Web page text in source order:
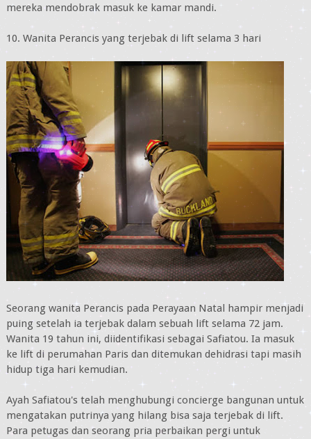
mereka mendobrak masuk ke kamar mandi.
10. Wanita Perancis yang terjebak di lift selama 3 hari
Seorang wanita Perancis pada Perayaan Natal hampir menjadi
puing setelah ia terjebak dalam sebuah lift selama 72 jam.
Wanita 19 tahun ini, diidentifikasi sebagai Safiatou. Ia masuk
ke lift di perumahan Paris dan ditemukan dehidrasi tapi masih
hidup tiga hari kemudian.
Ayah Safiatou's telah menghubungi concierge bangunan untuk
mengatakan putrinya yang hilang bisa saja terjebak di lift.
Para petugas dan seorang pria perbaikan pergi untuk